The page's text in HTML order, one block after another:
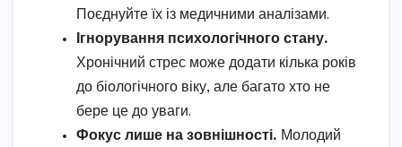
Поєднуйте їх із медичними аналізами.
Ігнорування психологічного стану.
Хронічний стрес може додати кілька років
до біологічного віку, але багато хто не
бере це до уваги.
Фокус лише на зовнішності. Молодий